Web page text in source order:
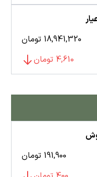
18,941,320 تومان
4,610 تومان
191,900 تومان